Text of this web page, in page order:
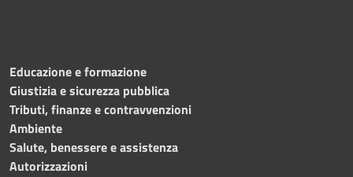
Educazione e formazione
Giustizia e sicurezza pubblica
Tributi, finanze e contravvenzioni
Ambiente
Salute, benessere e assistenza
Autorizzazioni